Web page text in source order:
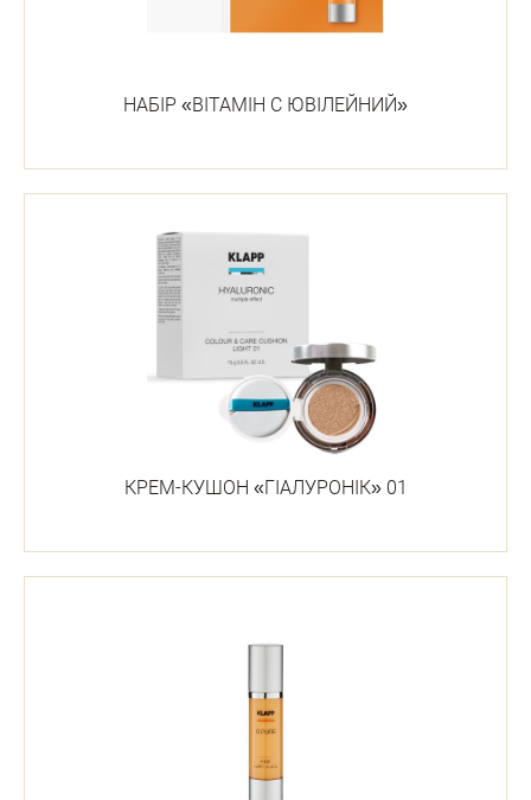
НАБІР «ВІТАМІН С ЮВІЛЕЙНИЙ»
КРЕМ-КУШОН «ГІАЛУРОНІК» 01